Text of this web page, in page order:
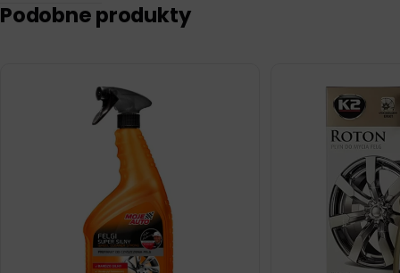
Podobne produkty